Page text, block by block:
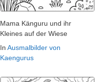
Mama Känguru und ihr
Kleines auf der Wiese
In Ausmalbilder von
Kaengurus